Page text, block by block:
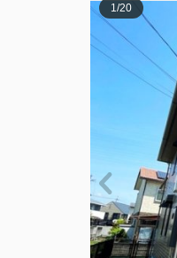
1/20